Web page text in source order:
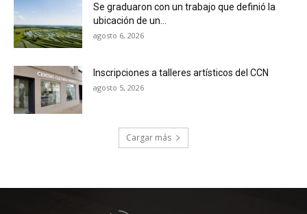
Se graduaron con un trabajo que definió la
ubicación de un...
agosto 6, 2026
Inscripciones a talleres artísticos del CCN
agosto 5, 2026
Cargar más